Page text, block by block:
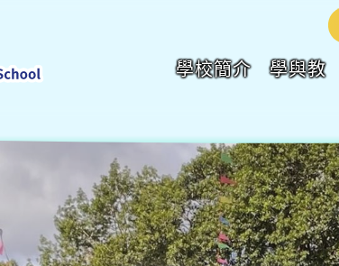
學校簡介 學與教